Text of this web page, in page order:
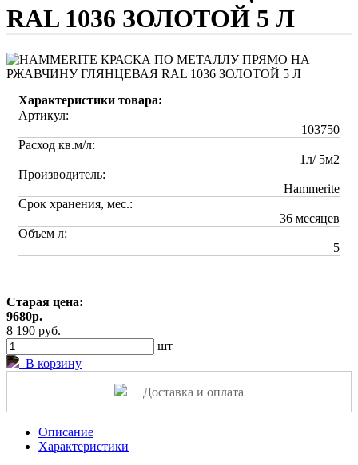
RAL 1036 ЗОЛОТОЙ 5 Л
Характеристики товара:
Артикул:
103750
Расход кв.м/л:
1л/ 5м2
Производитель:
Hammerite
Срок хранения, мес.:
36 месяцев
Объем л:
5
Старая цена:
9680р.
8 190 руб.
шт
В корзину
Доставка и оплата
Описание
Характеристики